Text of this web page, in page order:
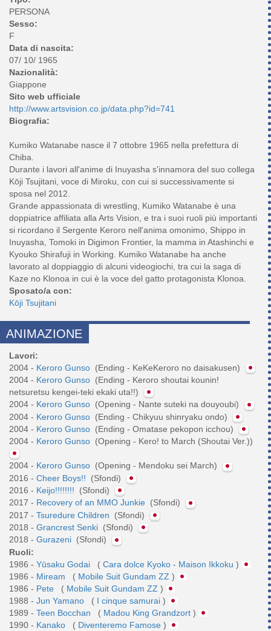
PERSONA
Sesso:
F
Data di nascita:
07/ 10/ 1965
Nazionalità:
Giappone
Sito web ufficiale
http://www.artsvision.co.jp/data.php?id=741
Biografia:
Kumiko Watanabe nasce il 7 ottobre 1965 nella prefettura di
Chiba.
Durante i lavori all'anime di Inuyasha s'innamora del suo collega
Kōji Tsujitani, voce di Miroku, con cui si successivamente si
sposa nel 2012.
Grande appassionata di wrestling, Kumiko Watanabe è una
doppiatrice affiliata alla Arts Vision, e tra i suoi ruoli più importanti
si ricordano il Sergente Keroro nell'anima omonimo, Shippo in
Inuyasha, Tomoki in Digimon Frontier, la mamma in Atashinchi e
Kyouko Shirafuji in Working. Kumiko Watanabe ha anche
lavorato al doppiaggio di alcuni videogiochi, tra cui la saga di
Sposato/a con:
Kōji Tsujitani
ANIMAZIONE
Lavori:
2004 - Keroro Gunso (Ending - KeKeKeroro no daisakusen)
2004 - Keroro Gunso (Ending - Keroro shoutai kounin!
netsuretsu kengei-teki ekaki uta!!)
2004 - Keroro Gunso (Opening - Nante suteki na douyoubi)
2004 - Keroro Gunso (Ending - Chikyuu shinryaku ondo)
2004 - Keroro Gunso (Ending - Omatase pekopon icchou)
2004 - Keroro Gunso (Opening - Kero! to March (Shoutai Ver.))
2004 - Keroro Gunso (Opening - Mendoku sei March)
2016 - Cheer Boys!!
(Sfondi)
2016 - Keijo!!!!!!!!
(Sfondi)
2017 - Recovery of an MMO Junkie (Sfondi)
2017 - Tsuredure Children
(Sfondi)
2018 - Grancrest Senki (Sfondi)
2018 - Gurazeni (Sfondi)
Ruoli:
1986 - Yūsaku Godai ( Cara dolce Kyoko - Maison Ikkoku )
1986 - Miream ( Mobile Suit Gundam ZZ )
1986 - Pete ( Mobile Suit Gundam ZZ )
1988 - Jun Yamano ( I cinque samurai )
1989 - Teen Bocchan ( Madou King Grandzort )
1990 - Kanako ( Diventeremo Famose )